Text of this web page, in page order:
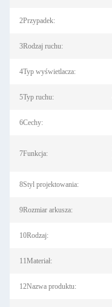
2Przypadek:
3Rodzaj ruchu:
4Typ wyświetlacza:
5Typ ruchu:
6Cechy:
7Funkcja:
8Styl projektowania:
9Rozmiar arkusza:
10Rodzaj:
11Materiał:
12Nazwa produktu: